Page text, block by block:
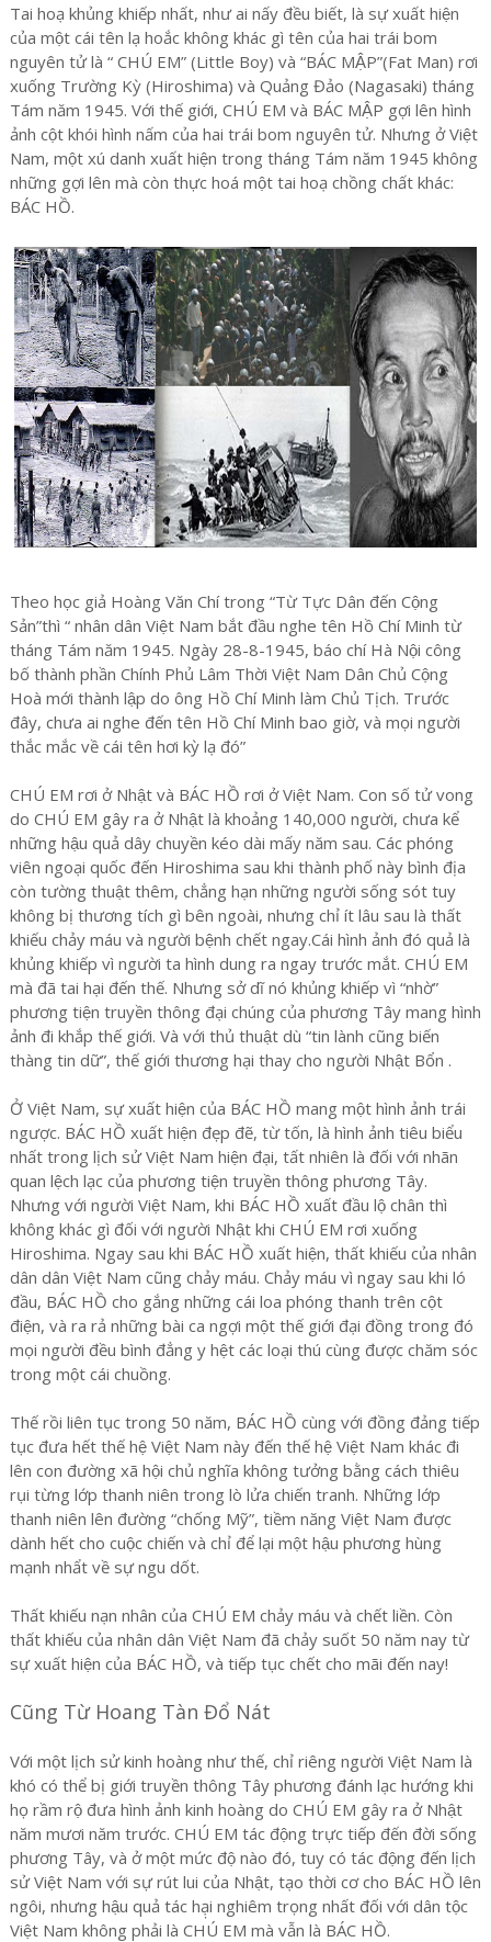
Tai hoạ khủng khiếp nhất, như ai nấy đều biết, là sự xuất hiện
của một cái tên lạ hoắc không khác gì tên của hai trái bom
nguyên tử là “ CHÚ EM” (Little Boy) và “BÁC MẬP”(Fat Man) rơi
xuống Trường Kỳ (Hiroshima) và Quảng Đảo (Nagasaki) tháng
Tám năm 1945. Với thế giới, CHÚ EM và BÁC MẬP gợi lên hình
ảnh cột khói hình nấm của hai trái bom nguyên tử. Nhưng ở Việt
Nam, một xú danh xuất hiện trong tháng Tám năm 1945 không
những gợi lên mà còn thực hoá một tai hoạ chồng chất khác:
BÁC HỒ.
Theo học giả Hoàng Văn Chí trong “Từ Tực Dân đến Cộng
Sản”thì “ nhân dân Việt Nam bắt đầu nghe tên Hồ Chí Minh từ
tháng Tám năm 1945. Ngày 28-8-1945, báo chí Hà Nội công
bố thành phần Chính Phủ Lâm Thời Việt Nam Dân Chủ Cộng
Hoà mới thành lập do ông Hồ Chí Minh làm Chủ Tịch. Trước
đây, chưa ai nghe đến tên Hồ Chí Minh bao giờ, và mọi người
thắc mắc về cái tên hơi kỳ lạ đó”
CHÚ EM rơi ở Nhật và BÁC HỒ rơi ở Việt Nam. Con số tử vong
do CHÚ EM gây ra ở Nhật là khoảng 140,000 người, chưa kể
những hậu quả dây chuyền kéo dài mấy năm sau. Các phóng
viên ngoại quốc đến Hiroshima sau khi thành phố này bình địa
còn tường thuật thêm, chẳng hạn những người sống sót tuy
không bị thương tích gì bên ngoài, nhưng chỉ ít lâu sau là thất
khiếu chảy máu và người bệnh chết ngay.Cái hình ảnh đó quả là
khủng khiếp vì người ta hình dung ra ngay trước mắt. CHÚ EM
mà đã tai hại đến thế. Nhưng sở dĩ nó khủng khiếp vì “nhờ”
phương tiện truyền thông đại chúng của phương Tây mang hình
ảnh đi khắp thế giới. Và với thủ thuật dù “tin lành cũng biến
thàng tin dữ”, thế giới thương hại thay cho người Nhật Bổn .
Ở Việt Nam, sự xuất hiện của BÁC HỒ mang một hình ảnh trái
ngược. BÁC HỒ xuất hiện đẹp đẽ, từ tốn, là hình ảnh tiêu biểu
nhất trong lịch sử Việt Nam hiện đại, tất nhiên là đối với nhãn
quan lệch lạc của phương tiện truyền thông phương Tây.
Nhưng với người Việt Nam, khi BÁC HỒ xuất đầu lộ chân thì
không khác gì đối với người Nhật khi CHÚ EM rơi xuống
Hiroshima. Ngay sau khi BÁC HỒ xuất hiện, thất khiếu của nhân
dân dân Việt Nam cũng chảy máu. Chảy máu vì ngay sau khi ló
đầu, BÁC HỒ cho gắng những cái loa phóng thanh trên cột
điện, và ra rả những bài ca ngợi một thế giới đại đồng trong đó
mọi người đều bình đẳng y hệt các loại thú cùng được chăm sóc
trong một cái chuồng.
Thế rồi liên tục trong 50 năm, BÁC HỒ cùng với đồng đảng tiếp
tục đưa hết thế hệ Việt Nam này đến thế hệ Việt Nam khác đi
lên con đường xã hội chủ nghĩa không tưởng bằng cách thiêu
rụi từng lớp thanh niên trong lò lửa chiến tranh. Những lớp
thanh niên lên đường “chống Mỹ”, tiềm năng Việt Nam được
dành hết cho cuộc chiến và chỉ để lại một hậu phương hùng
mạnh nhẩt về sự ngu dốt.
Thất khiếu nạn nhân của CHÚ EM chảy máu và chết liền. Còn
thất khiếu của nhân dân Việt Nam đã chảy suốt 50 năm nay từ
sự xuất hiện của BÁC HỒ, và tiếp tục chết cho mãi đến nay!
Cũng Từ Hoang Tàn Đổ Nát
Với một lịch sử kinh hoàng như thế, chỉ riêng người Việt Nam là
khó có thể bị giới truyền thông Tây phương đánh lạc hướng khi
họ rầm rộ đưa hình ảnh kinh hoàng do CHÚ EM gây ra ở Nhật
năm mươi năm trước. CHÚ EM tác động trực tiếp đến đời sống
phương Tây, và ở một mức độ nào đó, tuy có tác động đến lịch
sử Việt Nam với sự rút lui của Nhật, tạo thời cơ cho BÁC HỒ lên
ngôi, nhưng hậu quả tác hạ̣i nghiêm trọng nhất đối với dân tộc
Việt Nam không phải là CHÚ EM mà vẫn là BÁC HỒ.